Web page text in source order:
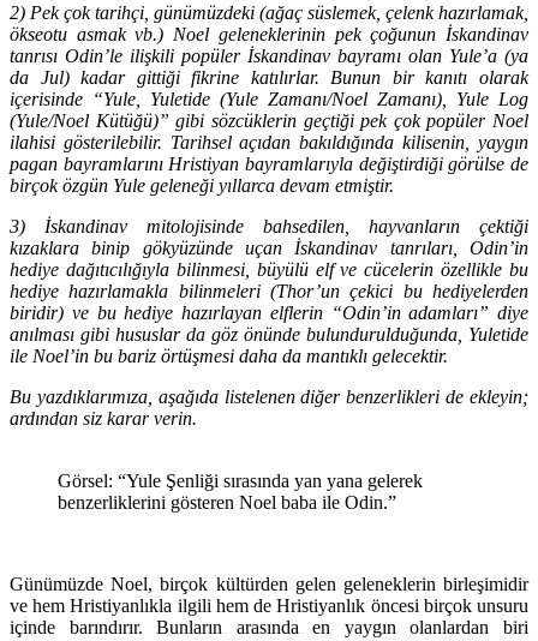
2) Pek çok tarihçi, günümüzdeki (ağaç süslemek, çelenk hazırlamak,
ökseotu asmak vb.) Noel geleneklerinin pek çoğunun İskandinav
tanrısı Odin’le ilişkili popüler İskandinav bayramı olan Yule’a (ya
da Jul) kadar gittiği fikrine katılırlar. Bunun bir kanıtı olarak
içerisinde “Yule, Yuletide (Yule Zamanı/Noel Zamanı), Yule Log
(Yule/Noel Kütüğü)” gibi sözcüklerin geçtiği pek çok popüler Noel
ilahisi gösterilebilir. Tarihsel açıdan bakıldığında kilisenin, yaygın
pagan bayramlarını Hristiyan bayramlarıyla değiştirdiği görülse de
birçok özgün Yule geleneği yıllarca devam etmiştir.
3) İskandinav mitolojisinde bahsedilen, hayvanların çektiği
kızaklara binip gökyüzünde uçan İskandinav tanrıları, Odin’in
hediye dağıtıcılığıyla bilinmesi, büyülü elf ve cücelerin özellikle bu
hediye hazırlamakla bilinmeleri (Thor’un çekici bu hediyelerden
biridir) ve bu hediye hazırlayan elflerin “Odin’in adamları” diye
anılması gibi hususlar da göz önünde bulundurulduğunda, Yuletide
ile Noel’in bu bariz örtüşmesi daha da mantıklı gelecektir.
Bu yazdıklarımıza, aşağıda listelenen diğer benzerlikleri de ekleyin;
ardından siz karar verin.
Görsel: “Yule Şenliği sırasında yan yana gelerek
benzerliklerini gösteren Noel baba ile Odin.”
Günümüzde Noel, birçok kültürden gelen geleneklerin birleşimidir
ve hem Hristiyanlıkla ilgili hem de Hristiyanlık öncesi birçok unsuru
içinde barındırır. Bunların arasında en yaygın olanlardan biri